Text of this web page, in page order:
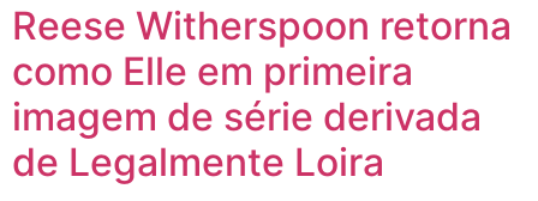
Reese Witherspoon retorna
como Elle em primeira
imagem de série derivada
de Legalmente Loira